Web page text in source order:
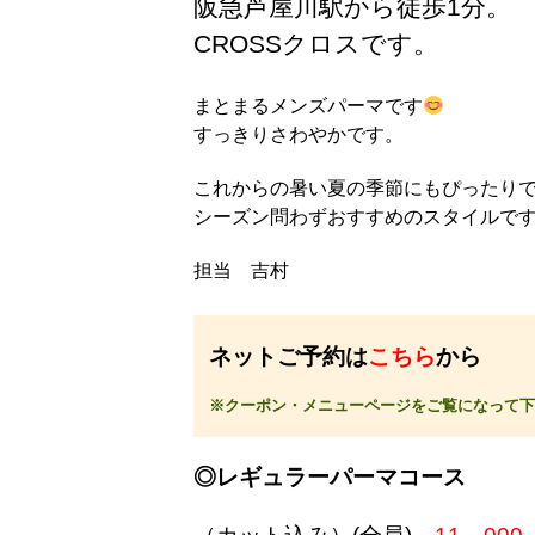
阪急芦屋川駅から徒歩1分。
CROSSクロスです。
まとまるメンズパーマです
すっきりさわやかです。
これからの暑い夏の季節にもぴったりで
シーズン問わずおすすめのスタイルです
担当 吉村
ネットご予約はこちらから
※クーポン・メニューページをご覧になって
◎レギュラーパーマコース